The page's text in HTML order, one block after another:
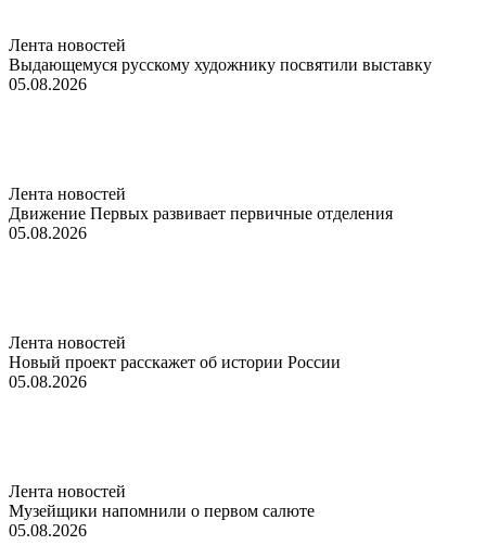
Лента новостей
Выдающемуся русскому художнику посвятили выставку
05.08.2026
Лента новостей
Движение Первых развивает первичные отделения
05.08.2026
Лента новостей
Новый проект расскажет об истории России
05.08.2026
Лента новостей
Музейщики напомнили о первом салюте
05.08.2026